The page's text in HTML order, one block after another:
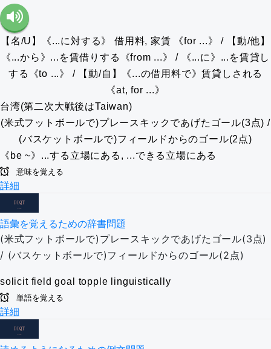
【名/U】《...に対する》 借用料, 家賃 《for ...》 / 【動/他】
《...から》...を賃借りする《from ...》 / 《...に》...を賃貸し
する《to ...》 / 【動/自】《...の借用料で》賃貸しされる
《at, for ...》
台湾(第二次大戦後はTaiwan)
(米式フットボールで)プレースキックであげたゴール(3点) /
(バスケットボールで)フィールドからのゴール(2点)
《be ~》...する立場にある, ...できる立場にある
意味を覚える
詳細
語彙を覚えるための辞書問題
(米式フットボールで)プレースキックであげたゴール(3点)
/ (バスケットボールで)フィールドからのゴール(2点)
solicit field goal topple linguistically
単語を覚える
詳細